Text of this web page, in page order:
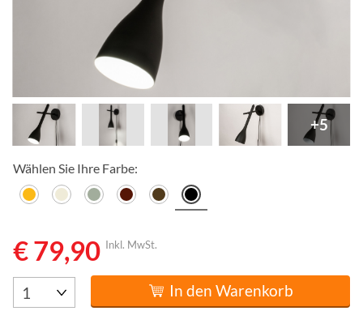
+5
Wählen Sie Ihre Farbe:
€ 79,90 Inkl. MwSt.
In den Warenkorb